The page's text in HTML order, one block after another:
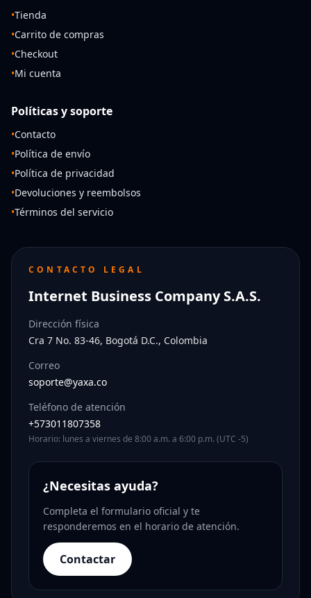
•Tienda
•Carrito de compras
•Checkout
•Mi cuenta
Políticas y soporte
•Contacto
•Política de envío
•Política de privacidad
•Devoluciones y reembolsos
•Términos del servicio
CONTACTO LEGAL
Internet Business Company S.A.S.
Dirección física
Cra 7 No. 83-46, Bogotá D.C., Colombia
Correo
soporte@yaxa.co
Teléfono de atención
+573011807358
Horario: lunes a viernes de 8:00 a.m. a 6:00 p.m. (UTC -5)
¿Necesitas ayuda?
Completa el formulario oficial y te
responderemos en el horario de atención.
Contactar